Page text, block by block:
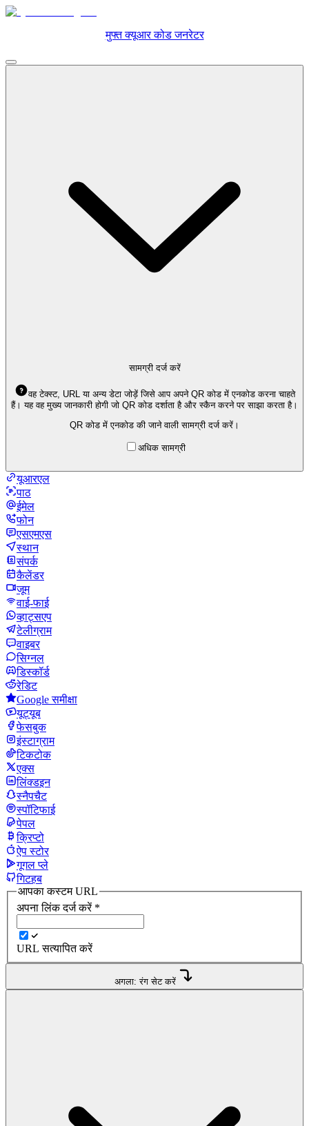
मुफ्त क्यूआर कोड जनरेटर
सामग्री दर्ज करें
वह टेक्स्ट, URL या अन्य डेटा जोड़ें जिसे आप अपने QR कोड में एनकोड करना चाहते
हैं। यह वह मुख्य जानकारी होगी जो QR कोड दर्शाता है और स्कैन करने पर साझा करता है।
QR कोड में एनकोड की जाने वाली सामग्री दर्ज करें।
अधिक सामग्री
यूआरएल
पाठ
ईमेल
फोन
एसएमएस
स्थान
संपर्क
कैलेंडर
जूम
वाई-फाई
व्हाट्सएप
टेलीग्राम
वाइबर
सिग्नल
डिस्कॉर्ड
रेडिट
Google समीक्षा
यूट्यूब
फेसबुक
इंस्टाग्राम
टिकटोक
एक्स
लिंक्डइन
स्नैपचैट
स्पॉटिफाई
पेपल
क्रिप्टो
ऐप स्टोर
गूगल प्ले
गिटहब
आपका कस्टम URL
अपना लिंक दर्ज करें*
URL सत्यापित करें
अगला: रंग सेट करें